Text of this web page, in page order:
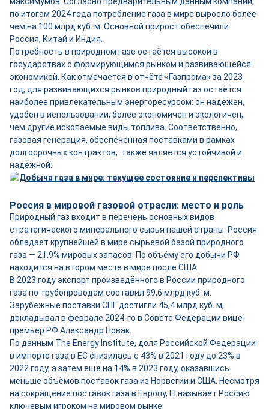
по итогам 2024 года потребление газа в мире выросло более
чем на 100 млрд куб. м. Основной прирост обеспечили
Россия, Китай и Индия.
Потребность в природном газе остаётся высокой в
государствах с формирующимся рынком и развивающейся
экономикой. Как отмечается в отчёте «Газпрома» за 2023
год, для развивающихся рынков природный газ остаётся
наиболее привлекательным энергоресурсом: он надёжен,
удобен в использовании, более экономичен и экологичен,
чем другие ископаемые виды топлива. Соответственно,
газовая генерация, обеспеченная поставками в рамках
долгосрочных контрактов, также является устойчивой и
надёжной.
Россия в мировой газовой отрасли: место и роль
Природный газ входит в перечень основных видов
стратегического минерального сырья нашей страны. Россия
обладает крупнейшей в мире сырьевой базой природного
газа — 21,9% мировых запасов. По объёму его добычи РФ
находится на втором месте в мире после США.
В 2023 году экспорт произведённого в России природного
газа по трубопроводам составил 99,6 млрд куб. м.
Зарубежные поставки СПГ достигли 45,4 млрд куб. м,
докладывал в феврале 2024-го в Совете Федерации вице-
премьер РФ Александр Новак.
По данным The Energy Institute, доля Российской Федерации
в импорте газа в ЕС снизилась с 43% в 2021 году до 23% в
2022 году, а затем ещё на 14% в 2023 году, оказавшись
меньше объёмов поставок газа из Норвегии и США. Несмотря
на сокращение поставок газа в Европу, EI называет Россию
ключевым игроком на мировом рынке.